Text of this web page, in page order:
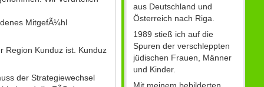
MitgefÃ¼hl
Region Kunduz ist. Kunduz
der Strategiewechsel
aus Deutschland und
Österreich nach Riga.
1989 stieß ich auf die
Spuren der verschleppten
jüdischen Frauen, Männer
und Kinder.